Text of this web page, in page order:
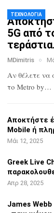
ΤΕΧΝΟΛΟΓΊΑ
5G από
MDimitris
Αν θέλετε να
το Metro by…
Αποκτήστε
Mobile ή
Μάι 12, 2025
Greek Live
Απρ 28, 2025
James